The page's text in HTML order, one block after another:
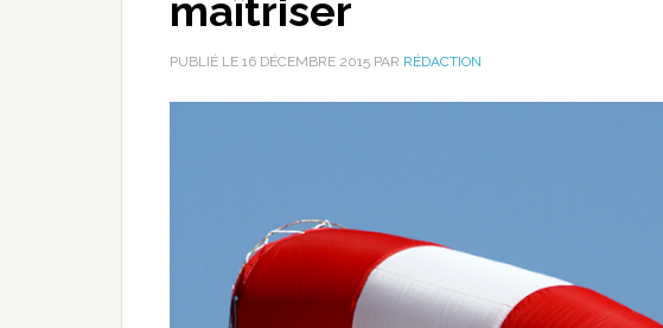
maîtriser
PUBLIÉ LE 16 DÉCEMBRE 2015 PAR RÉDACTION